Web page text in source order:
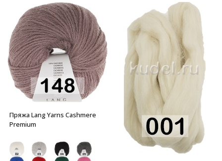
Пряжа Lang Yarns Cashmere
Premium